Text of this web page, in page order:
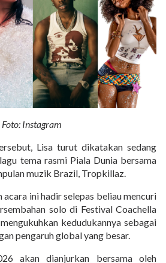
Foto: Instagram
Lisa turut dikatakan sedang
tema rasmi Piala Dunia bersama
muzik Brazil, Tropkillaz.
acara ini hadir selepas beliau mencuri
solo di Festival Coachella
kedudukannya sebagai
pengaruh global yang besar.
akan dianjurkan bersama oleh